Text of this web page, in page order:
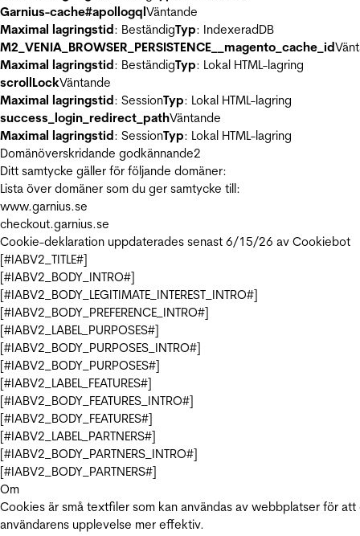
Garnius-cache#apollogqlVäntande
Maximal lagringstid: BeständigTyp: IndexeradDB
M2_VENIA_BROWSER_PERSISTENCE__magento_cache_id
Maximal lagringstid: BeständigTyp: Lokal HTML-lagring
scrollLockVäntande
Maximal lagringstid: SessionTyp: Lokal HTML-lagring
success_login_redirect_pathVäntande
Maximal lagringstid: SessionTyp: Lokal HTML-lagring
Domänöverskridande godkännande2
Ditt samtycke gäller för följande domäner:
Lista över domäner som du ger samtycke till:
www.garnius.se
checkout.garnius.se
Cookie-deklaration uppdaterades senast 6/15/26 av Cookiebot
[#IABV2_TITLE#]
[#IABV2_BODY_INTRO#]
[#IABV2_BODY_LEGITIMATE_INTEREST_INTRO#]
[#IABV2_BODY_PREFERENCE_INTRO#]
[#IABV2_LABEL_PURPOSES#]
[#IABV2_BODY_PURPOSES_INTRO#]
[#IABV2_BODY_PURPOSES#]
[#IABV2_LABEL_FEATURES#]
[#IABV2_BODY_FEATURES_INTRO#]
[#IABV2_BODY_FEATURES#]
[#IABV2_LABEL_PARTNERS#]
[#IABV2_BODY_PARTNERS_INTRO#]
[#IABV2_BODY_PARTNERS#]
Om
Cookies är små textfiler som kan användas av webbplatser för att
användarens upplevelse mer effektiv.